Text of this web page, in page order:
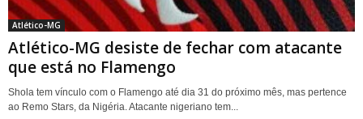
Atlético-MG
Atlético-MG desiste de fechar com atacante
que está no Flamengo
Shola tem vínculo com o Flamengo até dia 31 do próximo mês, mas pertence
ao Remo Stars, da Nigéria. Atacante nigeriano tem...